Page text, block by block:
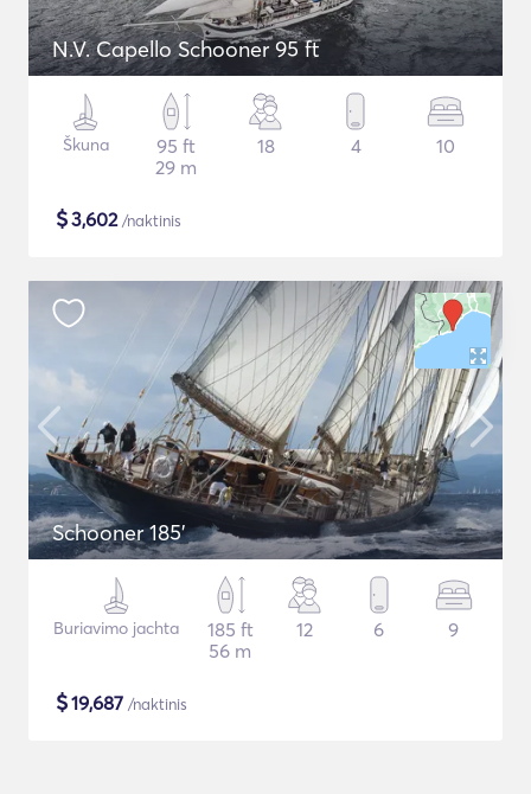
N.V. Capello Schooner 95 ft
Škuna
95 ft
29 m
18 4 10
$3,602/naktinis
Schooner 185'
Buriavimo jachta
185 ft
56 m
12 6 9
$19,687 /naktinis